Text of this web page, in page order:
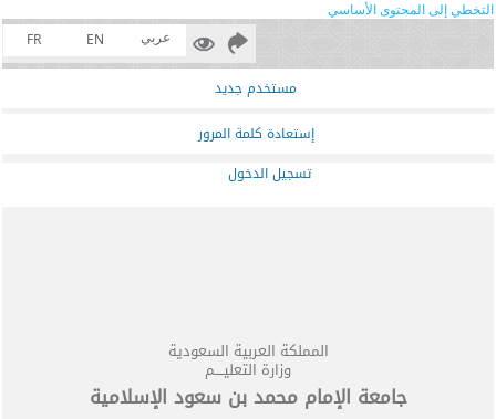
التخطي إلى المحتوى الأساسي
عربي
EN
FR
مستخدم جديد
إستعادة كلمة المرور
تسجيل الدخول
المملكة العربية السعودية
وزارة التعليــــم
جامعة الإمام محمد بن سعود الإسلامية